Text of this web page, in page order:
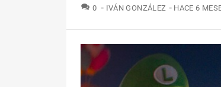
0 COMENTARIOS
IVÁN GONZÁLEZ HACE 6